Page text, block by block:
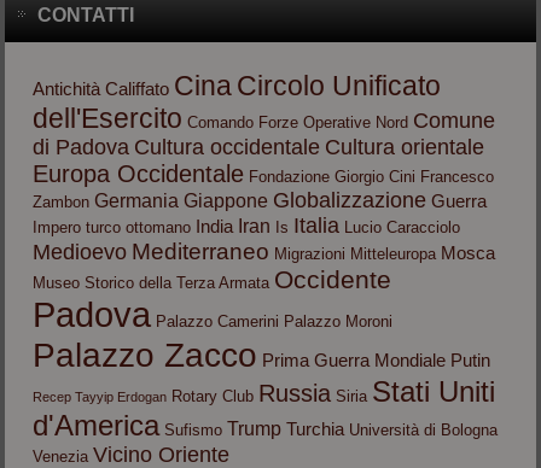
CONTATTI
Antichità Califfato CinaCircolo Unificato
dell'Esercito Comando Forze Operative Nord Comune
di Padova Cultura occidentale Cultura orientale
Europa Occidentale Fondazione Giorgio Cini Francesco
Zambon Germania Giappone Globalizzazione Guerra
Impero turco ottomano India Iran Is Italia Lucio Caracciolo
Medioevo Mediterraneo Migrazioni Mitteleuropa Mosca
Museo Storico della Terza Armata Occidente
Padova Palazzo Camerini Palazzo Moroni
Palazzo Zacco Prima Guerra Mondiale Putin
Recep Tayyip Erdogan Rotary Club Russia Siria Stati Uniti
d'America Sufismo Trump Turchia Università di Bologna
Venezia Vicino Oriente